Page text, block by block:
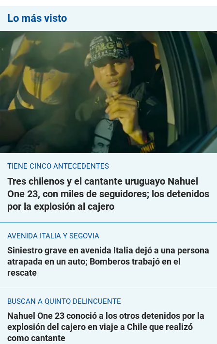
Lo más visto
TIENE CINCO ANTECEDENTES
Tres chilenos y el cantante uruguayo Nahuel
One 23, con miles de seguidores; los detenidos
por la explosión al cajero
AVENIDA ITALIA Y SEGOVIA
Siniestro grave en avenida Italia dejó a una persona
atrapada en un auto; Bomberos trabajó en el
rescate
BUSCAN A QUINTO DELINCUENTE
Nahuel One 23 conoció a los otros detenidos por la
explosión del cajero en viaje a Chile que realizó
como cantante